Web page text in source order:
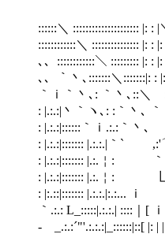
::::::＼ ::::::::::::::::::::: |: :
::::::::::::＼ ::::::::::::::: |: :
､、::::::::::::＼ ::::::::: |: :
､、｀丶､:::::::＼:::::::|: : |:
｀ｉ｀丶､: ｀丶､::＼ :
: |.:.:|丶｀ヽ､: :｀丶､ ｀
: |.:.:|::::::｀ｉ.:.:｀
: |.:.:|::::::: |.:.:.|｀`
: |.:.:|::::::: |.:.￤:
: |.:.:|::::::: |.:.￤:
: |:.::|::::::: |.:.:.|:.:...
｀.:.: L_:::::|.:.:.| ::::
- _.:.:´"'.:.:.:|_::::::|::[ |: